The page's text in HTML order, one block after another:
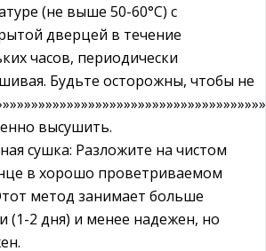
(не выше 50-60°C) с
дверцей в течение
часов, периодически
Будьте осторожны, чтобы не
высушить.
сушка: Разложите на чистом
в хорошо проветриваемом
метод занимает больше
(1-2 дня) и менее надежен, но